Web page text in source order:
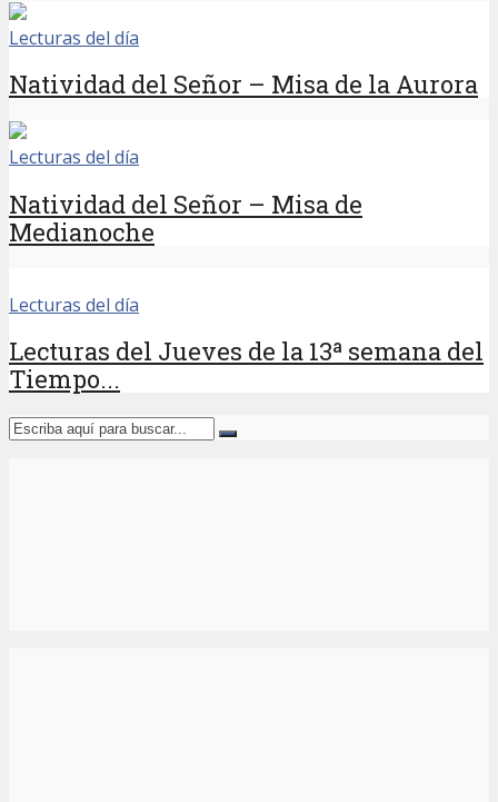
Lecturas del día
Natividad del Señor – Misa de la Aurora
Lecturas del día
Natividad del Señor – Misa de
Medianoche
Lecturas del día
Lecturas del Jueves de la 13ª semana del
Tiempo...